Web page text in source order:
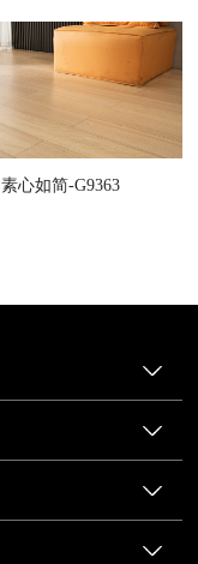
素心如简-G9363